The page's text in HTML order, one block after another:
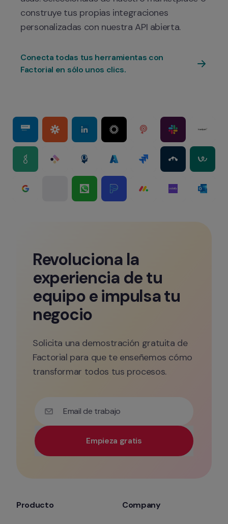
construye tus propias integraciones
personalizadas con nuestra API abierta.
Conecta todas tus herramientas con
Factorial en sólo unos clics.
Revoluciona la
experiencia de tu
equipo e impulsa tu
negocio
Solicita una demostración gratuita de
Factorial para que te enseñemos cómo
transformar todos tus procesos.
Email de trabajo
Empieza gratis
Producto Company